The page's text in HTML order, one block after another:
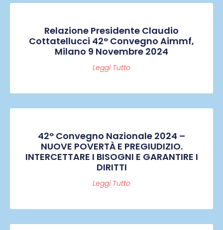
Relazione Presidente Claudio
Cottatellucci 42° Convegno Aimmf,
Milano 9 Novembre 2024
Leggi Tutto
42° Convegno Nazionale 2024 –
NUOVE POVERTÀ E PREGIUDIZIO.
INTERCETTARE I BISOGNI E GARANTIRE I
DIRITTI
Leggi Tutto